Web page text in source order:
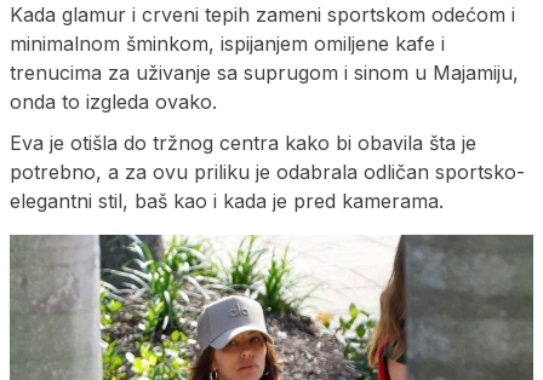
Kada glamur i crveni tepih zameni sportskom odećom i
minimalnom šminkom, ispijanjem omiljene kafe i
trenucima za uživanje sa suprugom i sinom u Majamiju,
onda to izgleda ovako.
Eva je otišla do tržnog centra kako bi obavila šta je
potrebno, a za ovu priliku je odabrala odličan sportsko-
elegantni stil, baš kao i kada je pred kamerama.